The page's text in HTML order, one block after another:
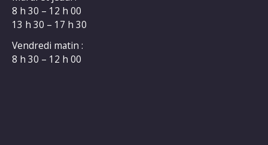
8 h 30 – 12 h 00
13 h 30 – 17 h 30
Vendredi matin :
8 h 30 – 12 h 00